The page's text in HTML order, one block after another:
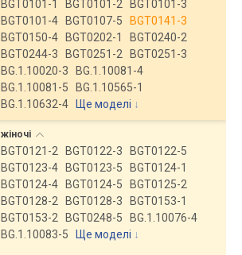
BGT0101-1 BGT0101-2
BGT0101-3
BGT0101-4
BGT0107-5
BGT0141-3
BGT0150-4
BGT0202-1
BGT0240-2
BGT0244-3
BGT0251-2
BGT0251-3
BG.1.10020-3
BG.1.10081-4
BG.1.10081-5
BG.1.10565-1
BG.1.10632-4
Ще моделі ↓
жіночі
BGT0121-2 BGT0122-3
BGT0122-5
BGT0123-4
BGT0123-5
BGT0124-1
BGT0124-4
BGT0124-5
BGT0125-2
BGT0128-2
BGT0128-3
BGT0153-1
BGT0153-2
BGT0248-5
BG.1.10076-4
BG.1.10083-5
Ще моделі ↓